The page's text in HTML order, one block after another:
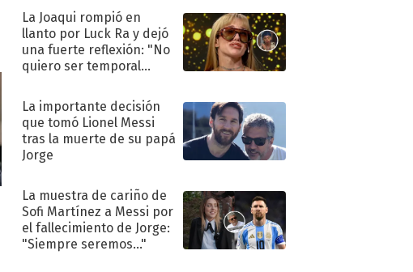
La Joaqui rompió en
llanto por Luck Ra y dejó
una fuerte reflexión: "No
quiero ser temporal
La importante decisión
que tomó Lionel Messi
tras la muerte de su papá
Jorge
La muestra de cariño de
Sofi Martínez a Messi por
el fallecimiento de Jorge:
"Siempre seremos..."